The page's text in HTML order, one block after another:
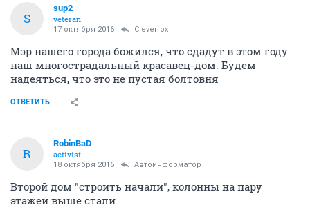
S
sup2
veteran
17 октября 2016 Cleverfox
Мэр нашего города божился, что сдадут в этом году
наш многострадальный красавец-дом. Будем
надеяться, что это не пустая болтовня
ОТВЕТИТЬ
R
RobinBaD
activist
18 октября 2016 Автоинформатор
Второй дом "строить начали", колонны на пару
этажей выше стали